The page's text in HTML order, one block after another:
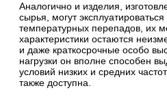
Аналогично и изделия,
сырья, могут
температурных перепадов, их
характеристики остаются
и даже краткосрочные особо
нагрузки он вполне способен
условий низких и средних
также доступна.